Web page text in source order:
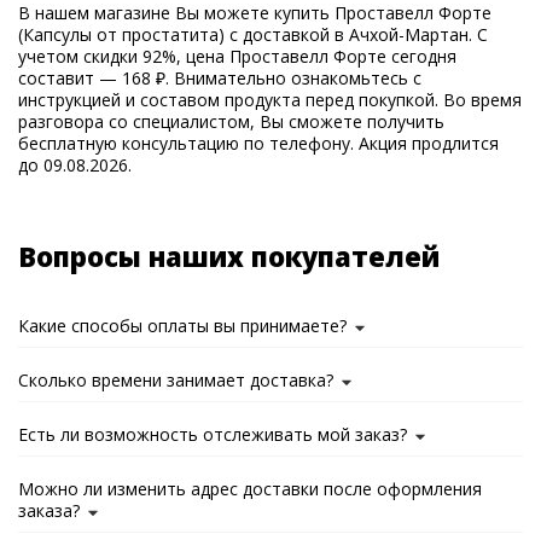
В нашем магазине Вы можете купить Проставелл Форте
(Капсулы от простатита) с доставкой в Ачхой-Мартан. С
учетом скидки 92%, цена Проставелл Форте сегодня
составит — 168 ₽. Внимательно ознакомьтесь с
инструкцией и составом продукта перед покупкой. Во время
разговора со специалистом, Вы сможете получить
бесплатную консультацию по телефону. Акция продлится
до 09.08.2026.
Вопросы наших покупателей
Какие способы оплаты вы принимаете?
Сколько времени занимает доставка?
Есть ли возможность отслеживать мой заказ?
Можно ли изменить адрес доставки после оформления
заказа?